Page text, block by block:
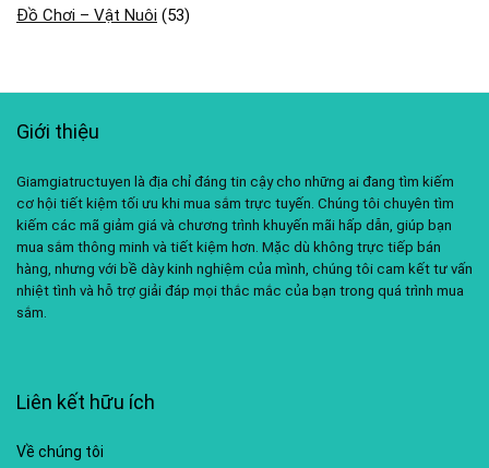
Đồ Chơi – Vật Nuôi (53)
Giới thiệu
Giamgiatructuyen là địa chỉ đáng tin cậy cho những ai đang tìm kiếm
cơ hội tiết kiệm tối ưu khi mua sắm trực tuyến. Chúng tôi chuyên tìm
kiếm các mã giảm giá và chương trình khuyến mãi hấp dẫn, giúp bạn
mua sắm thông minh và tiết kiệm hơn. Mặc dù không trực tiếp bán
hàng, nhưng với bề dày kinh nghiệm của mình, chúng tôi cam kết tư vấn
nhiệt tình và hỗ trợ giải đáp mọi thắc mắc của bạn trong quá trình mua
sắm.
Liên kết hữu ích
Về chúng tôi